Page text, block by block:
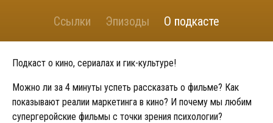
Ссылки Эпизоды О подкасте
Подкаст о кино, сериалах и гик-культуре!
Можно ли за 4 минуты успеть рассказать о фильме? Как
показывают реалии маркетинга в кино? И почему мы любим
супергеройские фильмы с точки зрения психологии?